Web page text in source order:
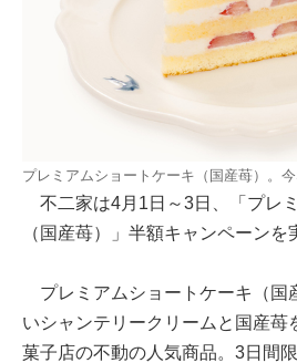
プレミアムショートケーキ（国産苺）。今
不二家は4月1日～3日、「プレ
（国産苺）」半額キャンペーンを
プレミアムショートケーキ（国
いシャンテリークリームと国産苺
菓子店の不動の人気商品。3日間限